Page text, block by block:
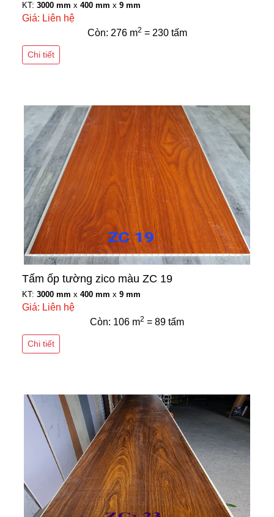
KT: 3000 mm x 400 mm x 9 mm
Giá: Liên hệ
Còn: 276 m2 = 230 tấm
Chi tiết
Tấm ốp tường zico màu ZC 19
KT: 3000 mm x 400 mm x 9 mm
Giá: Liên hệ
Còn: 106 m2 = 89 tấm
Chi tiết